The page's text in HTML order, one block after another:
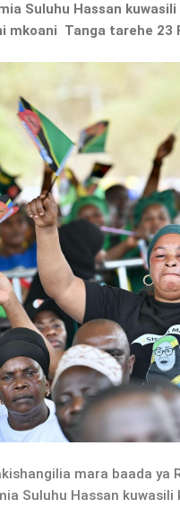
Suluhu Hassan
mkoani Tanga tarehe 23
mara baada ya
Suluhu Hassan